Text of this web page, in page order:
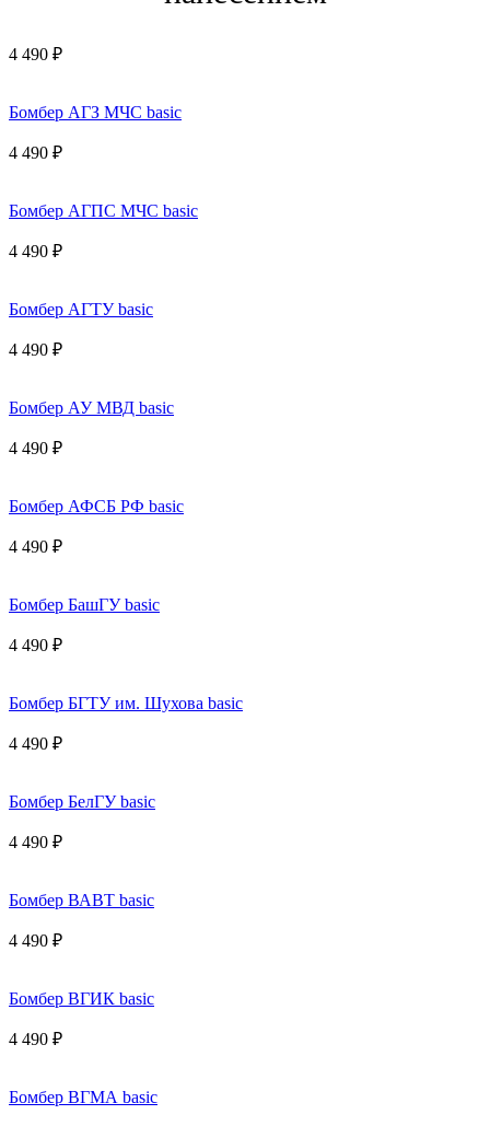
4 490 ₽
Бомбер АГЗ МЧС basic
4 490 ₽
Бомбер АГПС МЧС basic
4 490 ₽
Бомбер АГТУ basic
4 490 ₽
Бомбер АУ МВД basic
4 490 ₽
Бомбер АФСБ РФ basic
4 490 ₽
Бомбер БашГУ basic
4 490 ₽
Бомбер БГТУ им. Шухова basic
4 490 ₽
Бомбер БелГУ basic
4 490 ₽
Бомбер ВАВТ basic
4 490 ₽
Бомбер ВГИК basic
4 490 ₽
Бомбер ВГМА basic